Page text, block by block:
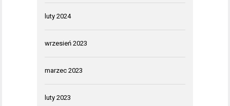
luty 2024
wrzesień 2023
marzec 2023
luty 2023